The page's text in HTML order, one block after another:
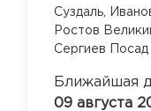
Суздаль,
Ростов
Сергиев Посад
Ближайшая
09 августа